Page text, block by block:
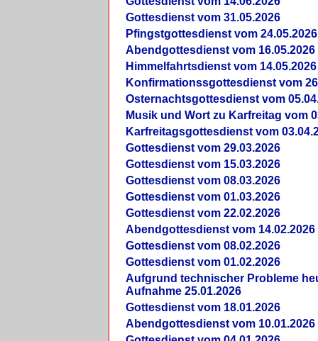
Gottesdienst vom 31.05.2026
Pfingstgottesdienst vom 24.05.2026
Abendgottesdienst vom 16.05.2026
Himmelfahrtsdienst vom 14.05.2026
Konfirmationssgottesdienst vom
Osternachtsgottesdienst vom
Musik und Wort zu Karfreitag vom
Karfreitagsgottesdienst vom
Gottesdienst vom 29.03.2026
Gottesdienst vom 15.03.2026
Gottesdienst vom 08.03.2026
Gottesdienst vom 01.03.2026
Gottesdienst vom 22.02.2026
Abendgottesdienst vom 14.02.2026
Gottesdienst vom 08.02.2026
Gottesdienst vom 01.02.2026
Aufgrund technischer Probleme
Aufnahme 25.01.2026
Gottesdienst vom 18.01.2026
Abendgottesdienst vom 10.01.2026